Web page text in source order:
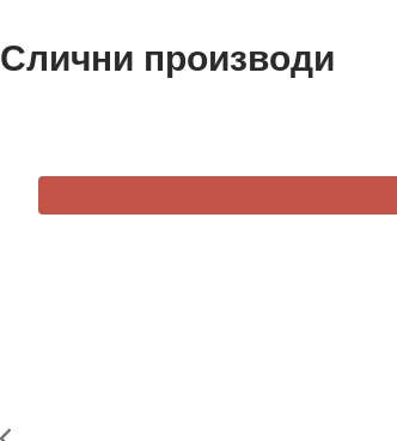
Слични производи